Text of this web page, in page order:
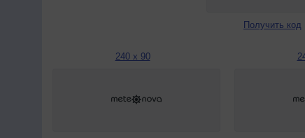
Получить код
240 x 90